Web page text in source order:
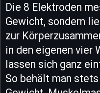
Die 8 Elektroden
Gewicht, sondern
zur
in den eigenen vier
lassen sich ganz
So behält man